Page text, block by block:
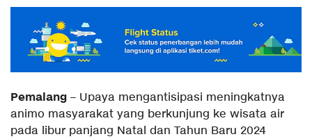
Pemalang – Upaya mengantisipasi meningkatnya
animo masyarakat yang berkunjung ke wisata air
pada libur panjang Natal dan Tahun Baru 2024